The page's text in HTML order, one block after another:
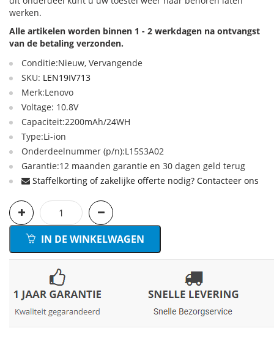
werken.
Alle artikelen worden binnen 1 - 2 werkdagen na ontvangst
van de betaling verzonden.
Conditie:Nieuw, Vervangende
SKU: LEN19IV713
Merk:Lenovo
Voltage: 10.8V
Capaciteit:2200mAh/24WH
Type:Li-ion
Onderdeelnummer (p/n):L15S3A02
Garantie:12 maanden garantie en 30 dagen geld terug
Staffelkorting of zakelijke offerte nodig? Contacteer ons
IN DE WINKELWAGEN